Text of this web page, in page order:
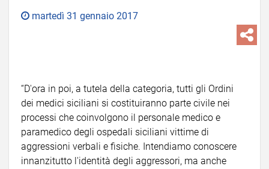
martedì 31 gennaio 2017
“D'ora in poi, a tutela della categoria, tutti gli Ordini
dei medici siciliani si costituiranno parte civile nei
processi che coinvolgono il personale medico e
paramedico degli ospedali siciliani vittime di
aggressioni verbali e fisiche. Intendiamo conoscere
innanzitutto l'identità degli aggressori, ma anche